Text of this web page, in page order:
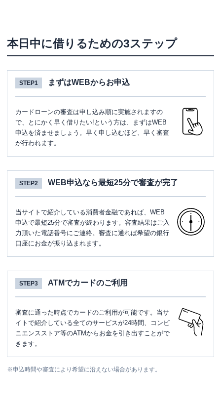
本日中に借りるための3ステップ
STEP1 まずはWEBからお申込
カードローンの審査は申し込み順に実施されますの
で、とにかく早く借りたい!という方は、まずはWEB
申込を済ませましょう。早く申し込むほど、早く審査
が行われます。
STEP2 WEB申込なら最短25分で審査が完了
当サイトで紹介している消費者金融であれば、WEB
申込で最短25分で審査が終わります。審査結果はご入
力頂いた電話番号にご連絡。審査に通れば希望の銀行
口座にお金が振り込まれます。
STEP3 ATMでカードのご利用
審査に通った時点でカードのご利用が可能です。当サ
イトで紹介している全てのサービスが24時間、コンビ
ニエンスストア等のATMからお金を引き出すことがで
きます。
※申込時間や審査により希望に沿えない場合があります。